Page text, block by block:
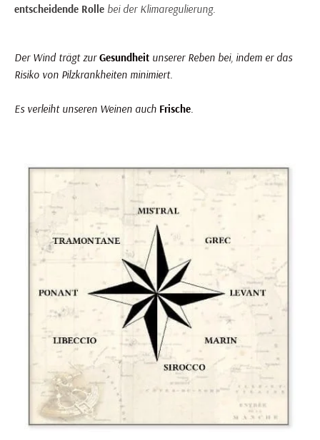
entscheidende Rolle bei der Klimaregulierung.
Der Wind trägt zurGesundheit unserer Reben bei, indem er das
Risiko von Pilzkrankheiten minimiert.
Es verleiht unseren Weinen auch Frische.